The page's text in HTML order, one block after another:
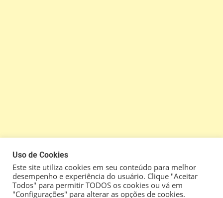
Uso de Cookies
Este site utiliza cookies em seu conteúdo para melhor
desempenho e experiência do usuário. Clique "Aceitar
Todos" para permitir TODOS os cookies ou vá em
"Configurações" para alterar as opções de cookies.